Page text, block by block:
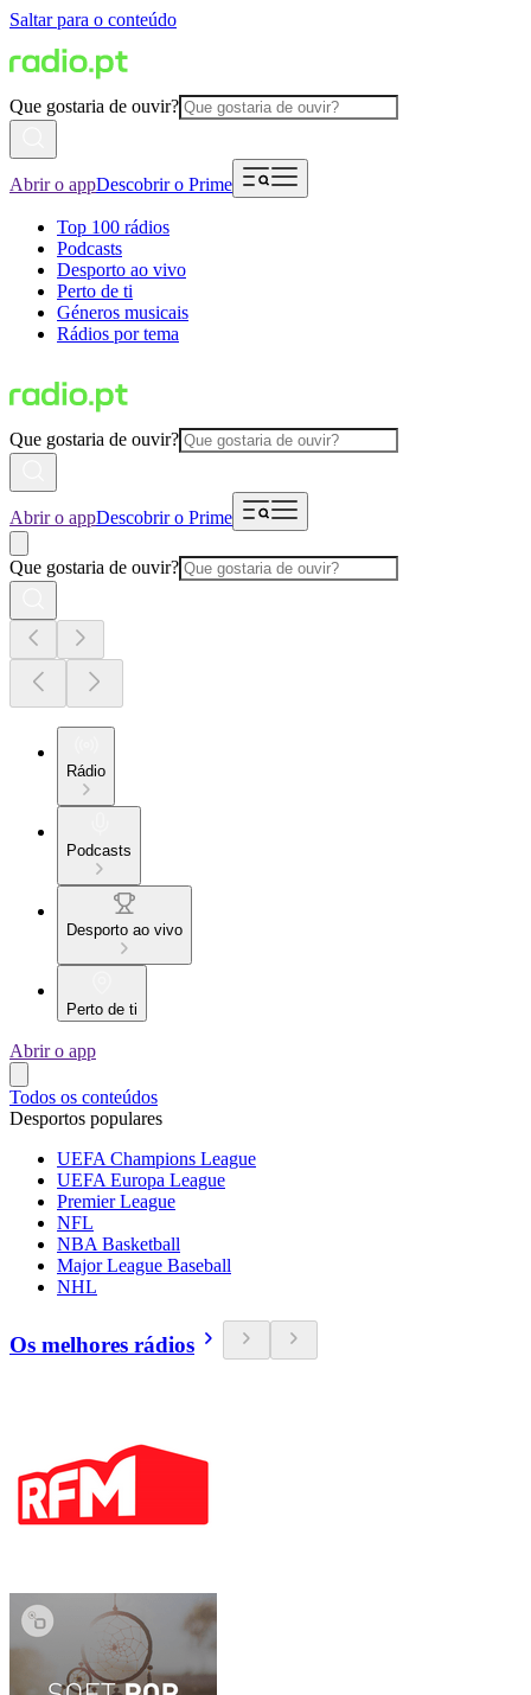
Saltar para o conteúdo
Que gostaria de ouvir?
Abrir o appDescobrir o Prime
Top 100 rádios
Podcasts
Desporto ao vivo
Perto de ti
Géneros musicais
Rádios por tema
Que gostaria de ouvir?
Abrir o appDescobrir o Prime
Que gostaria de ouvir?
Rádio
Podcasts
Desporto ao vivo
Perto de ti
Abrir o app
Todos os conteúdos
Desportos populares
UEFA Champions League
UEFA Europa League
Premier League
NFL
NBA Basketball
Major League Baseball
NHL
Os melhores rádios